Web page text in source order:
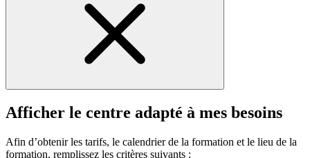
Afficher le centre adapté à mes besoins
Afin d’obtenir les tarifs, le calendrier de la formation et le lieu de la
formation, remplissez les critères suivants :